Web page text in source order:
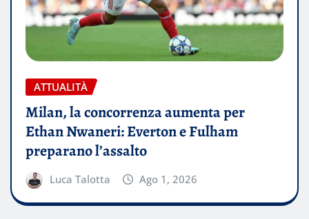
ATTUALITÀ
Milan, la concorrenza aumenta per
Ethan Nwaneri: Everton e Fulham
preparano l’assalto
Luca Talotta Ago 1, 2026